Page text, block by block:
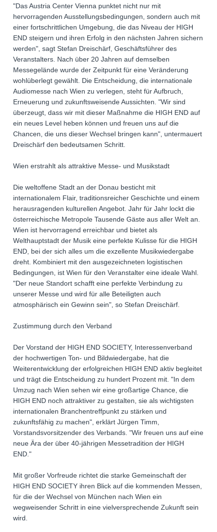
"Das Austria Center Vienna punktet nicht nur mit
hervorragenden Ausstellungsbedingungen, sondern auch mit
einer fortschrittlichen Umgebung, die das Niveau der HIGH
END steigern und ihren Erfolg in den nächsten Jahren sichern
werden", sagt Stefan Dreischärf, Geschäftsführer des
Veranstalters. Nach über 20 Jahren auf demselben
Messegelände wurde der Zeitpunkt für eine Veränderung
wohlüberlegt gewählt. Die Entscheidung, die internationale
Audiomesse nach Wien zu verlegen, steht für Aufbruch,
Erneuerung und zukunftsweisende Aussichten. "Wir sind
überzeugt, dass wir mit dieser Maßnahme die HIGH END auf
ein neues Level heben können und freuen uns auf die
Chancen, die uns dieser Wechsel bringen kann", untermauert
Dreischärf den bedeutsamen Schritt.
Wien erstrahlt als attraktive Messe- und Musikstadt
Die weltoffene Stadt an der Donau besticht mit
internationalem Flair, traditionsreicher Geschichte und einem
herausragenden kulturellen Angebot. Jahr für Jahr lockt die
österreichische Metropole Tausende Gäste aus aller Welt an.
Wien ist hervorragend erreichbar und bietet als
Welthauptstadt der Musik eine perfekte Kulisse für die HIGH
END, bei der sich alles um die exzellente Musikwiedergabe
dreht. Kombiniert mit den ausgezeichneten logistischen
Bedingungen, ist Wien für den Veranstalter eine ideale Wahl.
"Der neue Standort schafft eine perfekte Verbindung zu
unserer Messe und wird für alle Beteiligten auch
atmosphärisch ein Gewinn sein", so Stefan Dreischärf.
Zustimmung durch den Verband
Der Vorstand der HIGH END SOCIETY, Interessenverband
der hochwertigen Ton- und Bildwiedergabe, hat die
Weiterentwicklung der erfolgreichen HIGH END aktiv begleitet
und trägt die Entscheidung zu hundert Prozent mit. "In dem
Umzug nach Wien sehen wir eine großartige Chance, die
HIGH END noch attraktiver zu gestalten, sie als wichtigsten
internationalen Branchentreffpunkt zu stärken und
zukunftsfähig zu machen", erklärt Jürgen Timm,
Vorstandsvorsitzender des Verbands. "Wir freuen uns auf eine
neue Ära der über 40-jährigen Messetradition der HIGH
END."
Mit großer Vorfreude richtet die starke Gemeinschaft der
HIGH END SOCIETY ihren Blick auf die kommenden Messen,
für die der Wechsel von München nach Wien ein
wegweisender Schritt in eine vielversprechende Zukunft sein
wird.